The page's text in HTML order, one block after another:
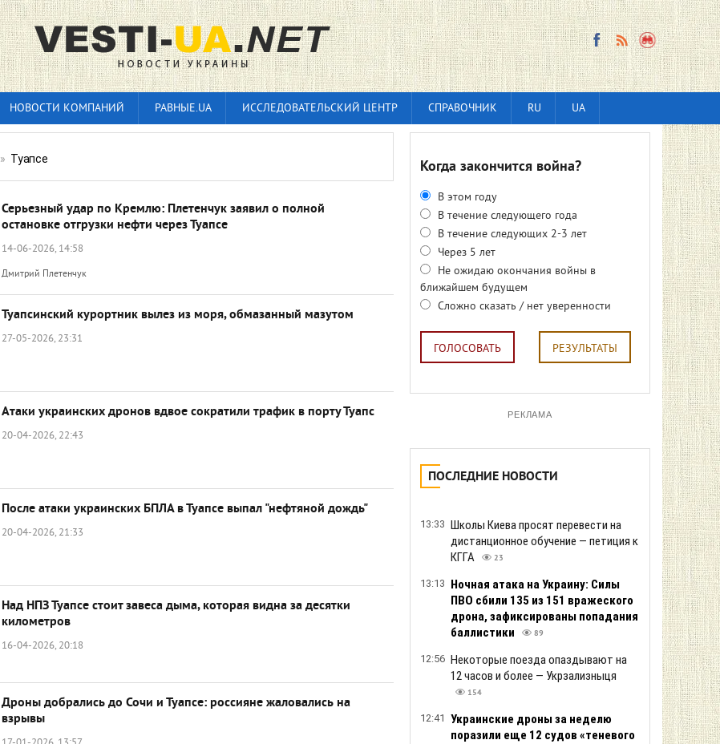
НОВОСТИ КОМПАНИЙ РАВНЫЕ.UA ИССЛЕДОВАТЕЛЬСКИЙ ЦЕНТР СПРАВОЧНИК RU UA
» Туапсе
Серьезный удар по Кремлю: Плетенчук заявил о полной
остановке отгрузки нефти через Туапсе
14-06-2026, 14:58
Дмитрий Плетенчук
Туапсинский курортник вылез из моря, обмазанный мазутом
27-05-2026, 23:31
Атаки украинских дронов вдвое сократили трафик в порту Туапс
20-04-2026, 22:43
После атаки украинских БПЛА в Туапсе выпал "нефтяной дождь"
20-04-2026, 21:33
Над НПЗ Туапсе стоит завеса дыма, которая видна за десятки
километров
16-04-2026, 20:18
Дроны добрались до Сочи и Туапсе: россияне жаловались на
взрывы
Когда закончится война?
В этом году
В течение следующего года
В течение следующих 2-3 лет
Через 5 лет
Не ожидаю окончания войны в
ближайшем будущем
Сложно сказать / нет уверенности
ГОЛОСОВАТЬ РЕЗУЛЬТАТЫ
РЕКЛАМА
ПОСЛЕДНИЕ НОВОСТИ
13:33 Школы Киева просят перевести на
дистанционное обучение — петиция к
КГГА
23
13:13 Ночная атака на Украину: Силы
ПВО сбили 135 из 151 вражеского
дрона, зафиксированы попадания
баллистики
89
12:56 Некоторые поезда опаздывают на
12 часов и более — Укрзализныця
154
12:41 Украинские дроны за неделю
поразили еще 12 судов «теневого